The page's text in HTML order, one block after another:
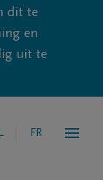
dit te
en
uit te
FR